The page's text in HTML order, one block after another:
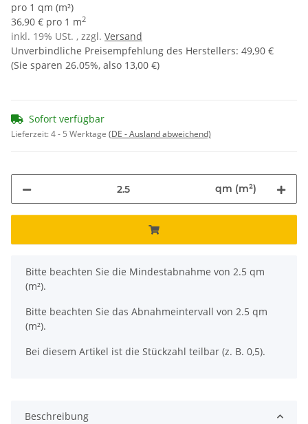
pro 1 qm (m²)
36,90 € pro 1 m2
inkl. 19% USt. , zzgl. Versand
Unverbindliche Preisempfehlung des Herstellers: 49,90 €
(Sie sparen 26.05%, also 13,00 €)
Sofort verfügbar
Lieferzeit:4 - 5 Werktage (DE - Ausland abweichend)
qm (m²)
x
Bitte beachten Sie die Mindestabnahme von 2.5 qm
(m²).
Bitte beachten Sie das Abnahmeintervall von 2.5 qm
(m²).
Bei diesem Artikel ist die Stückzahl teilbar (z. B. 0,5).
Beschreibung